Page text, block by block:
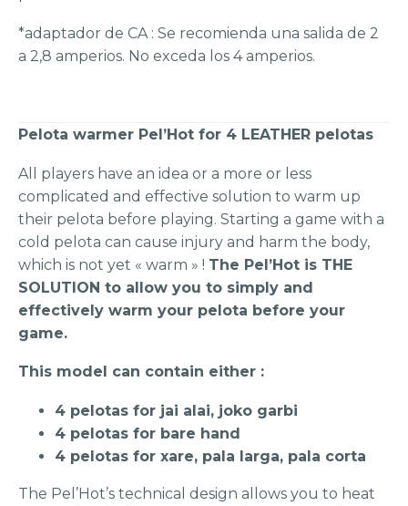
*adaptador de CA : Se recomienda una salida de 2
a 2,8 amperios. No exceda los 4 amperios.
Pelota warmer Pel’Hot for 4 LEATHER pelotas
All players have an idea or a more or less
complicated and effective solution to warm up
their pelota before playing. Starting a game with a
cold pelota can cause injury and harm the body,
which is not yet « warm » ! The Pel’Hot is THE
SOLUTION to allow you to simply and
effectively warm your pelota before your
game.
This model can contain either :
4 pelotas for jai alai, joko garbi
4 pelotas for bare hand
4 pelotas for xare, pala larga, pala corta
The Pel’Hot’s technical design allows you to heat